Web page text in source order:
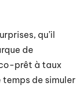
qu’il
de
prêt à taux
temps de simuler